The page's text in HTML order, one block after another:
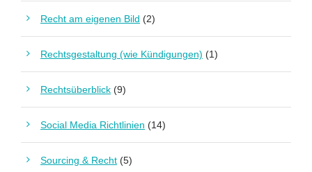
Recht am eigenen Bild (2)
Rechtsgestaltung (wie Kündigungen) (1)
Rechtsüberblick (9)
Social Media Richtlinien (14)
Sourcing & Recht (5)